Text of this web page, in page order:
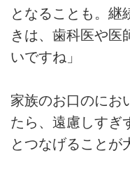
となることも。継
きは、歯科医や医
いですね」
家族のお口のにお
たら、遠慮しすぎ
とつなげることが